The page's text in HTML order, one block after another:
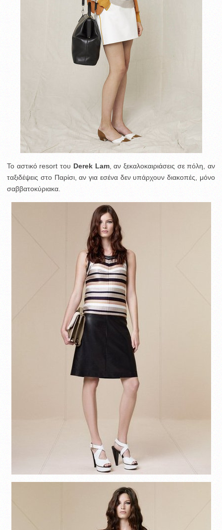
Το αστικό resort του Derek Lam, αν ξεκαλοκαιριάσεις σε πόλη, αν
ταξιδέψεις στο Παρίσι, αν για εσένα δεν υπάρχουν διακοπές, μόνο
σαββατοκύριακα.